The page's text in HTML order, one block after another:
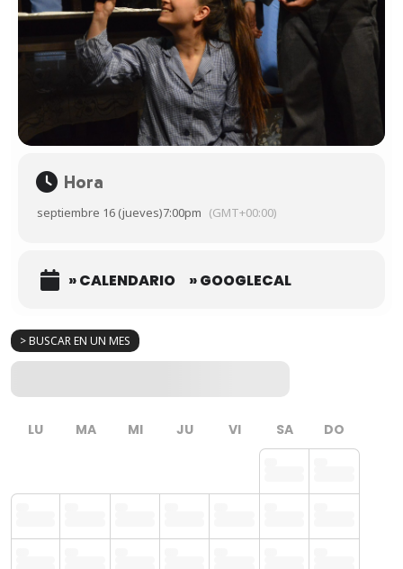
> BUSCAR EN UN MES
LU MA MI JU VI SA DO
Hora
septiembre 16 (jueves)7:00pm (GMT+00:00)
» CALENDARIO » GOOGLECAL